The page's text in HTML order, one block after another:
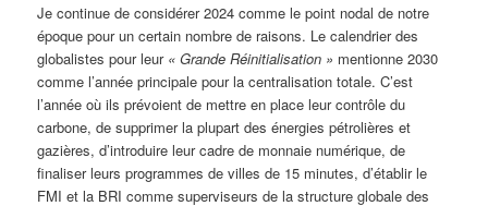
Je continue de considérer 2024 comme le point nodal de notre
époque pour un certain nombre de raisons. Le calendrier des
globalistes pour leur « Grande Réinitialisation » mentionne 2030
comme l’année principale pour la centralisation totale. C’est
l’année où ils prévoient de mettre en place leur contrôle du
carbone, de supprimer la plupart des énergies pétrolières et
gazières, d’introduire leur cadre de monnaie numérique, de
finaliser leurs programmes de villes de 15 minutes, d’établir le
FMI et la BRI comme superviseurs de la structure globale des